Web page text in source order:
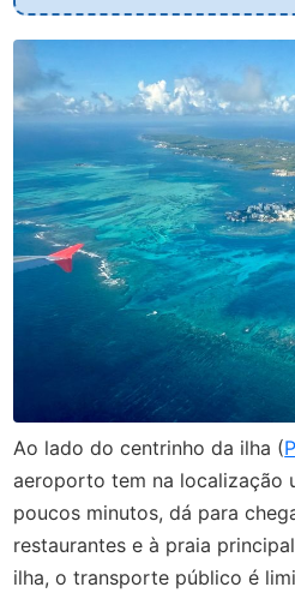
Ao lado do centrinho da ilha (
aeroporto tem na localização
poucos minutos, dá para
restaurantes e à praia
ilha, o transporte público é